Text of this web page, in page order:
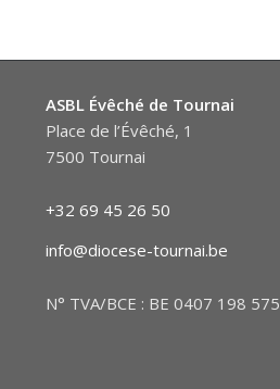
ASBL Évêché de Tournai
Place de l’Évêché, 1
7500 Tournai
+32 69 45 26 50
info@diocese-tournai.be
N° TVA/BCE : BE 0407 198 575